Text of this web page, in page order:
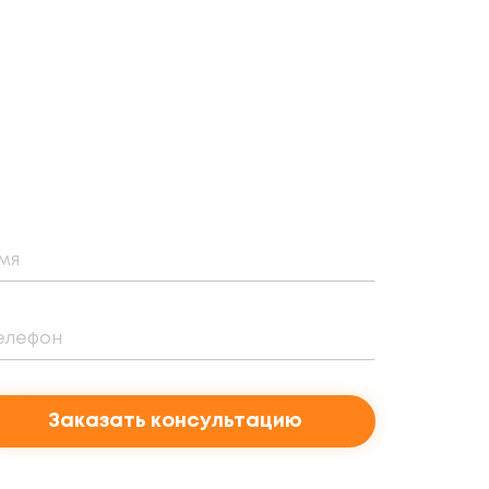
Заказать консультацию